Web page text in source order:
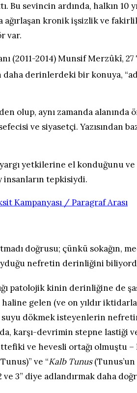
sevincin ardında, halkın 10
ağırlaşan kronik işsizlik ve
var.
(2011-2014) Munsif Merzûkî, 27
daha derinlerdeki bir konuya,
olup, aynı zamanda alanında
ve siyasetçi. Yazısından
yetkilerine el konduğunu ve
insanların tepkisiydi.
doğrusu; çünkü sokağın,
nefretin derinliğini
patolojik kinin derinliğine de
gelen (ve on yıldır
suyu dökmek isteyenlerin
karşı-devrimin stepne lastiği
ve hevesli ortağı olmuştu
ve “Kalb Tunus
3” diye adlandırmak daha